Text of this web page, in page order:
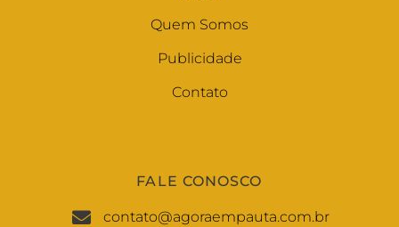
Quem Somos
Publicidade
Contato
FALE CONOSCO
contato@agoraempauta.com.br